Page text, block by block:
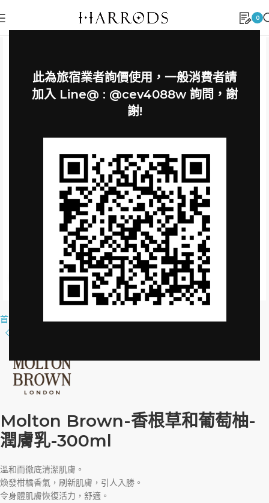
此為旅宿業者詢價使用，一般消費者請
加入 Line@ : @cev4088w 詢問，謝
謝!
0
Click to enlarge
首頁
Molton Brown-香根草和葡萄柚-
潤膚乳-300ml
溫和而徹底清潔肌膚。
煥發柑橘香氣，刷新肌膚，引人入勝。
令身體肌膚恢復活力，舒適。